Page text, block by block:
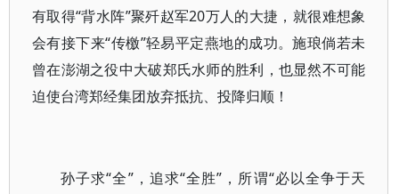
有取得“背水阵”聚歼赵军20万人的大捷，就很难想象
会有接下来“传檄”轻易平定燕地的成功。施琅倘若未
曾在澎湖之役中大破郑氏水师的胜利，也显然不可能
迫使台湾郑经集团放弃抵抗、投降归顺！
孙子求“全”，追求“全胜”，所谓“必以全争于天